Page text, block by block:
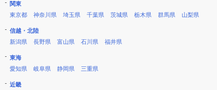
関東
東京都
神奈川県 埼玉県 千葉県 茨城県 栃木県 群馬県 山梨県
信越・北陸
新潟県
長野県 富山県 石川県 福井県
東海
愛知県
岐阜県 静岡県 三重県
近畿